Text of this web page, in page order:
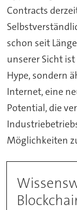
Contracts
schon seit
unserer Sicht
Hype, sondern
Internet, eine
Potential, die
Möglichkeiten